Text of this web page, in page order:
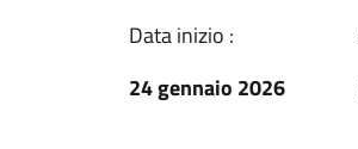
Data inizio :
24 gennaio 2026